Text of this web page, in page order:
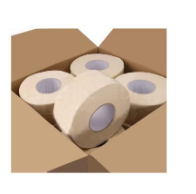
21.59 лв..